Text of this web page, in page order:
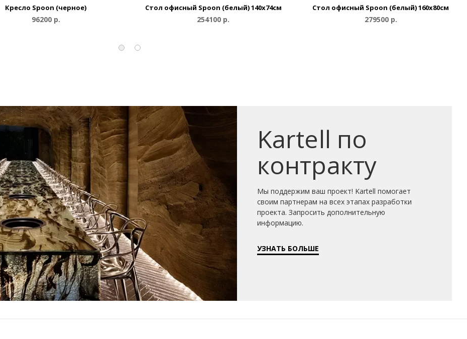
Кресло Spoon (черное)
96200 р.
Стол офисный Spoon (белый) 140x74см
254100 р.
Стол офисный Spoon (белый) 160x80см
279500 р.
Kartell по
контракту
Мы поддержим ваш проект! Kartell помогает
своим партнерам на всех этапах разработки
проекта. Запросить дополнительную
информацию.
УЗНАТЬ БОЛЬШЕ